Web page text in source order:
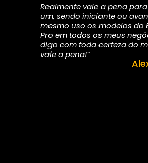
Realmente vale a pena
um, sendo iniciante ou
mesmo uso os modelos do
Pro em todos os meus
digo com toda certeza do
vale a pena!”